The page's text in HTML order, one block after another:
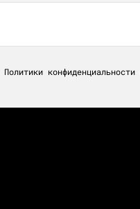
Политики конфиденциальности